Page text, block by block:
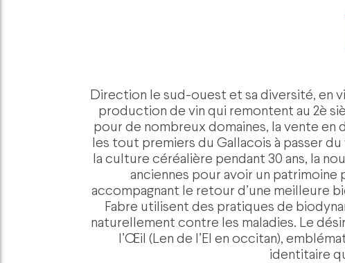
Direction le sud-ouest et sa diversité, en
production de vin qui remontent au 2è
pour de nombreux domaines, la vente en
les tout premiers du Gallacois à passer
la culture céréalière pendant 30 ans, la
anciennes pour avoir un
accompagnant le retour d’une meilleure
Fabre utilisent des pratiques de
naturellement contre les maladies. Le
l’Œil (Len de l’El en occitan),
identitaire